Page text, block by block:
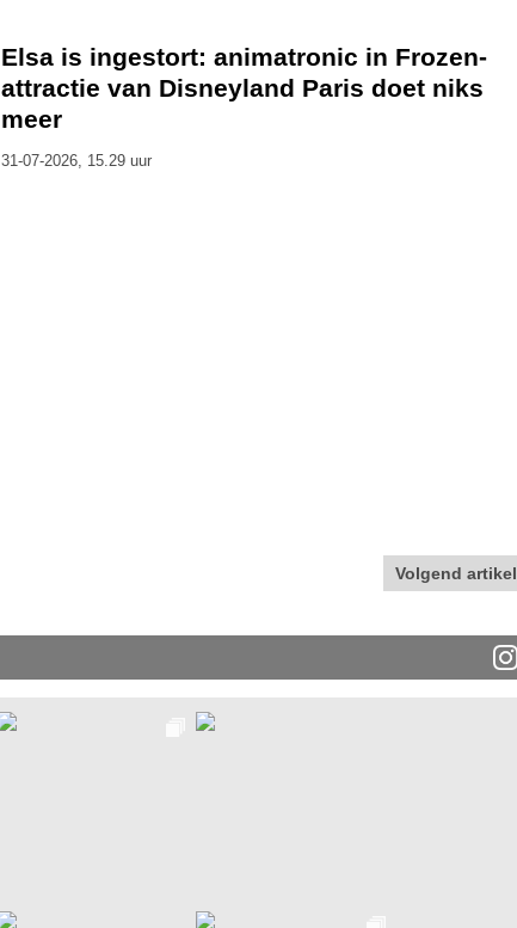
Elsa is ingestort: animatronic in Frozen-
attractie van Disneyland Paris doet niks
meer
31-07-2026, 15.29 uur
Volgend artikel